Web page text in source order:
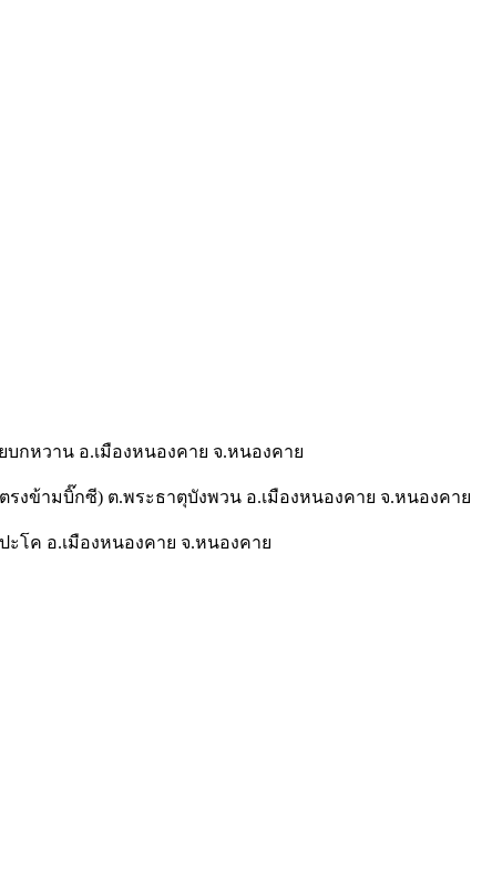
กหวาน อ.เมืองหนองคาย จ.หนองคาย
งข้ามบิ๊กซี) ต.พระธาตุบังพวน อ.เมืองหนองคาย จ.หนองคาย
ะโค อ.เมืองหนองคาย จ.หนองคาย